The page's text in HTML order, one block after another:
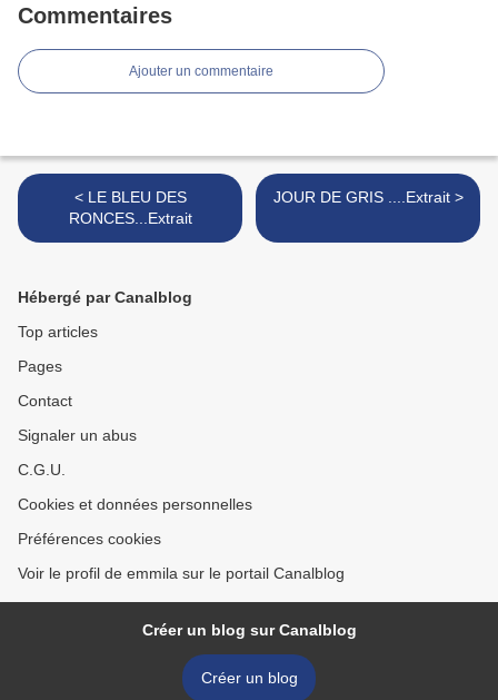
Commentaires
Ajouter un commentaire
< LE BLEU DES
RONCES...Extrait
JOUR DE GRIS ....Extrait >
Hébergé par Canalblog
Top articles
Pages
Contact
Signaler un abus
C.G.U.
Cookies et données personnelles
Préférences cookies
Voir le profil de emmila sur le portail Canalblog
Créer un blog sur Canalblog
Créer un blog